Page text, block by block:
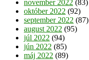
november 2022 (83)
október 2022 (92)
september 2022 (87)
august 2022 (95)
júl 2022 (94)
jún 2022 (85)
máj 2022 (89)